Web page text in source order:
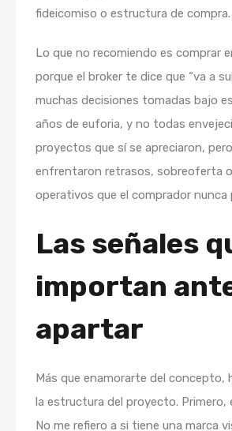
fideicomiso o estructura de compra.
Lo que no recomiendo es comprar
porque el broker te dice que “va a
muchas decisiones tomadas bajo
años de euforia, y no todas
proyectos que sí se apreciaron,
enfrentaron retrasos, sobreoferta
operativos que el comprador nunca
Las señales
importan
apartar
Más que enamorarte del concepto,
la estructura del proyecto. Primero,
No me refiero a si tiene una marca